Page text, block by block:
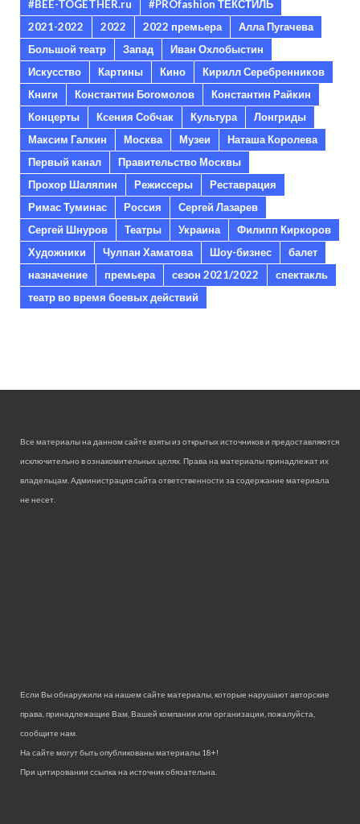
#BEE-TOGETHER.ru
#PROfashion ТЕКСТИЛЬ
2021-2022
2022 2022 премьера
Алла Пугачева
Большой театр
Запад
Иван Охлобыстин
Искусство
Картины Кино
Кирилл Серебренников
Книги
Константин Богомолов
Константин Райкин
Концерты
Ксения Собчак Культура
Лонгриды
Максим Галкин
Москва Музеи
Наташа Королева
Первый канал
Правительство Москвы
Прохор Шаляпин
Режиссеры
Реставрация
Римас Туминас
Россия
Сергей Лазарев
Сергей Шнуров
Театры Украина
Филипп Киркоров
Художники
Чулпан Хаматова Шоу-бизнес
балет
назначение
премьера сезон 2021/2022
спектакль
театр во время боевых действий
Все материалы на данном сайте взяты из открытых источников и предоставляются
исключительно в ознакомительных целях. Права на материалы принадлежат их
владельцам. Администрация сайта ответственности за содержание материала
не несет.
Если Вы обнаружили на нашем сайте материалы, которые нарушают авторские
права, принадлежащие Вам, Вашей компании или организации, пожалуйста,
сообщите нам.
На сайте могут быть опубликованы материалы 18+!
При цитировании ссылка на источник обязательна.